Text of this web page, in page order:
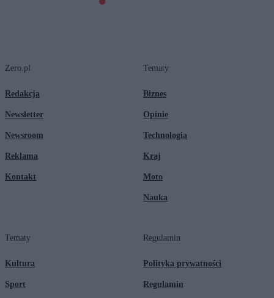
Zero.pl
Redakcja
Newsletter
Newsroom
Reklama
Kontakt
Tematy
Biznes
Opinie
Technologia
Kraj
Moto
Nauka
Tematy
Kultura
Sport
Regulamin
Polityka prywatności
Regulamin